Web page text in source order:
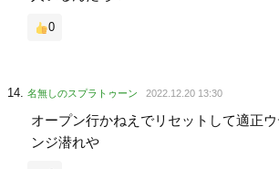
0
名無しのスプラトゥーン 2022.12.20 13:30
オープン行かねえでリセットして適正
ンジ潜れや